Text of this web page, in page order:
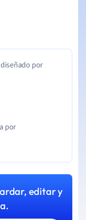
por
por
editar y